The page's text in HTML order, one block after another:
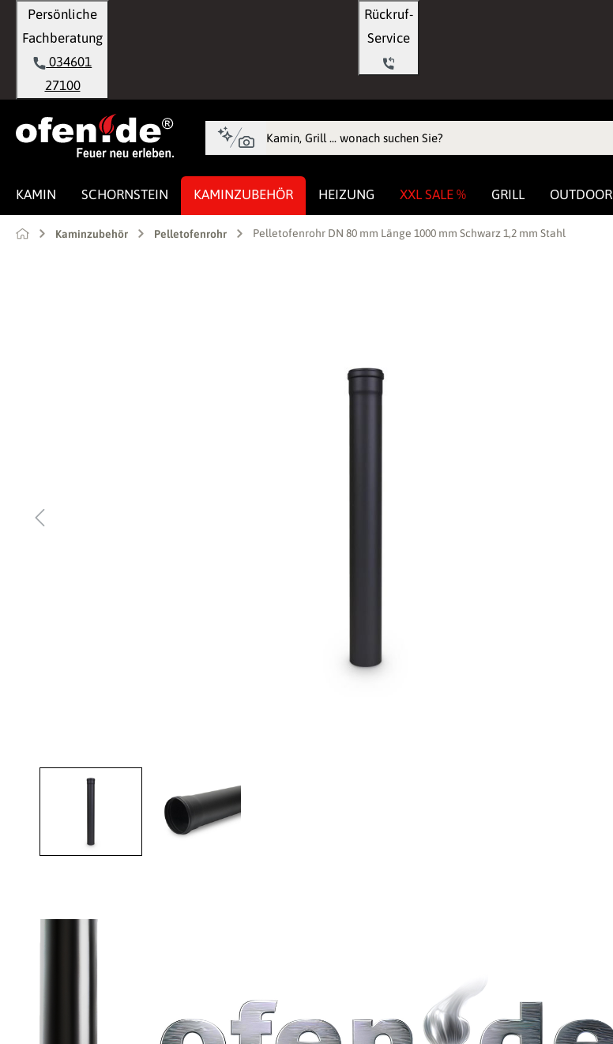
Zur Hauptnavigation springen
Persönliche
Fachberatung
034601
27100
Rückruf-
KAMIN SCHORNSTEIN KAMINZUBEHÖR HEIZUNG XXL SALE % GRILL OUTDOOR
Kaminzubehör Pelletofenrohr Pelletofenrohr DN 80 mm Länge 1000 mm Schwarz 1,2 mm Stahl